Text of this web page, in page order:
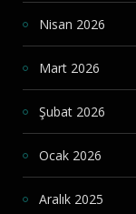
Nisan 2026
Mart 2026
Şubat 2026
Ocak 2026
Aralık 2025